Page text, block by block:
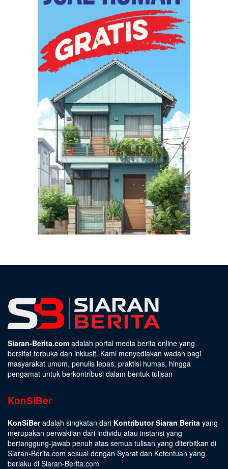
Siaran-Berita.com adalah portal media berita online yang
bersifat terbuka dan inklusif. Kami menyediakan wadah bagi
masyarakat umum, penulis lepas, praktisi humas, hingga
pengamat untuk berkontribusi dalam bentuk tulisan
KonSiBer
KonSiBeradalah singkatan dari Kontributor Siaran Berita yang
merupakan perwakilan dari individu atau instansi yang
bertanggung-jawab penuh atas semua tulisan yang diterbitkan di
Siaran-Berita.com sesuai dengan Syarat dan Ketentuan yang
berlaku di Siaran-Berita.com